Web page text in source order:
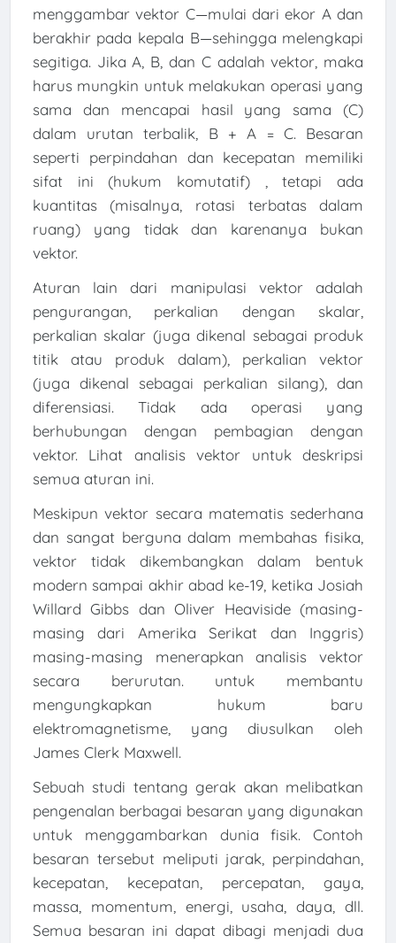
menggambar vektor C—mulai dari ekor A dan
berakhir pada kepala B—sehingga melengkapi
segitiga. Jika A, B, dan C adalah vektor, maka
harus mungkin untuk melakukan operasi yang
sama dan mencapai hasil yang sama (C)
dalam urutan terbalik, B + A = C. Besaran
seperti perpindahan dan kecepatan memiliki
sifat ini (hukum komutatif) , tetapi ada
kuantitas (misalnya, rotasi terbatas dalam
ruang) yang tidak dan karenanya bukan
vektor.
Aturan lain dari manipulasi vektor adalah
pengurangan, perkalian dengan skalar,
perkalian skalar (juga dikenal sebagai produk
titik atau produk dalam), perkalian vektor
(juga dikenal sebagai perkalian silang), dan
diferensiasi. Tidak ada operasi yang
berhubungan dengan pembagian dengan
vektor. Lihat analisis vektor untuk deskripsi
semua aturan ini.
Meskipun vektor secara matematis sederhana
dan sangat berguna dalam membahas fisika,
vektor tidak dikembangkan dalam bentuk
modern sampai akhir abad ke-19, ketika Josiah
Willard Gibbs dan Oliver Heaviside (masing-
masing dari Amerika Serikat dan Inggris)
masing-masing menerapkan analisis vektor
secara berurutan. untuk membantu
mengungkapkan hukum baru
elektromagnetisme, yang diusulkan oleh
James Clerk Maxwell.
Sebuah studi tentang gerak akan melibatkan
pengenalan berbagai besaran yang digunakan
untuk menggambarkan dunia fisik. Contoh
besaran tersebut meliputi jarak, perpindahan,
kecepatan, kecepatan, percepatan, gaya,
massa, momentum, energi, usaha, daya, dll.
Semua besaran ini dapat dibagi menjadi dua